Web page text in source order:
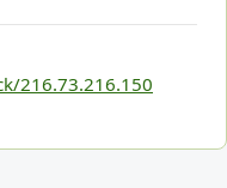
216.73.216.150